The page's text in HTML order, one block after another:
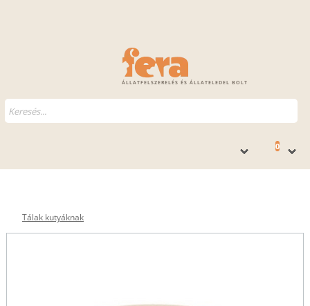
ÁLLATFELSZERELÉS ÉS ÁLLATELEDEL BOLT
0
Tálak kutyáknak